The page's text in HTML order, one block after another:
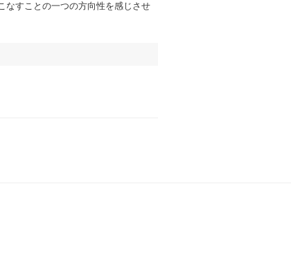
なすことの一つの方向性を感じさせ